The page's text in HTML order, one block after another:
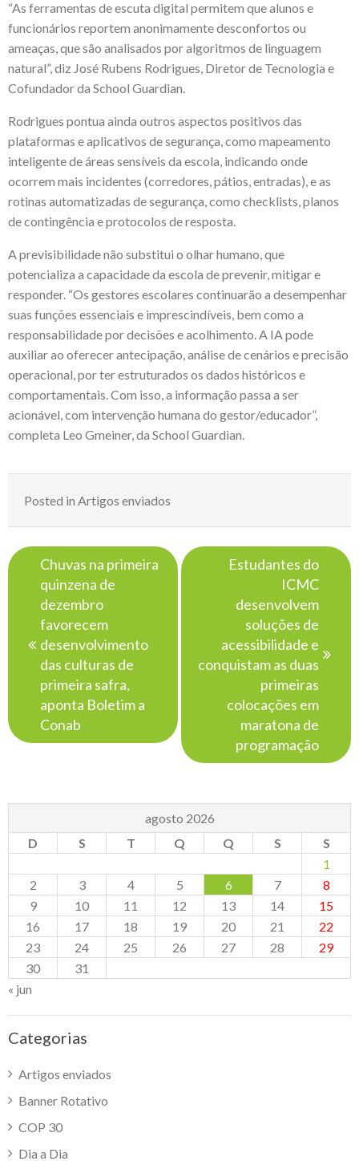
“As ferramentas de escuta digital permitem que alunos e
funcionários reportem anonimamente desconfortos ou
ameaças, que são analisados por algoritmos de linguagem
natural”, diz José Rubens Rodrigues, Diretor de Tecnologia e
Cofundador da School Guardian.
Rodrigues pontua ainda outros aspectos positivos das
plataformas e aplicativos de segurança, como mapeamento
inteligente de áreas sensíveis da escola, indicando onde
ocorrem mais incidentes (corredores, pátios, entradas), e as
rotinas automatizadas de segurança, como checklists, planos
de contingência e protocolos de resposta.
A previsibilidade não substitui o olhar humano, que
potencializa a capacidade da escola de prevenir, mitigar e
responder. “Os gestores escolares continuarão a desempenhar
suas funções essenciais e imprescindíveis, bem como a
responsabilidade por decisões e acolhimento. A IA pode
auxiliar ao oferecer antecipação, análise de cenários e precisão
operacional, por ter estruturados os dados históricos e
comportamentais. Com isso, a informação passa a ser
acionável, com intervenção humana do gestor/educador”,
completa Leo Gmeiner, da School Guardian.
Posted in Artigos enviados
Navegação
de
Post
Chuvas na primeira
quinzena de
dezembro
favorecem
desenvolvimento
das culturas de
primeira safra,
aponta Boletim a
Conab
Estudantes do
ICMC
desenvolvem
soluções de
acessibilidade e
conquistam as duas
primeiras
colocações em
maratona de
programação
agosto 2026
D
S T Q Q S
S
1
2
3 4 5 6 7
8
9
10 11 12 13 14
15
16
17 18 19 20 21
22
23
24 25 26 27 28
29
30
31
« jun
Categorias
Artigos enviados
Banner Rotativo
COP 30
Dia a Dia